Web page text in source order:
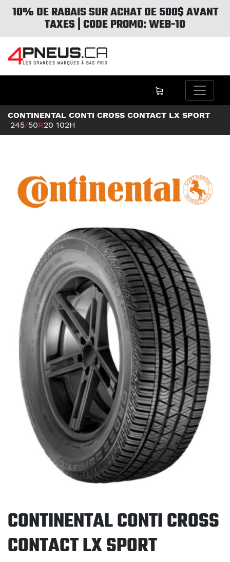
10% DE RABAIS SUR ACHAT DE 500$ AVANT
TAXES | CODE PROMO: WEB-10
CONTINENTAL CONTI CROSS CONTACT LX SPORT
245/50R20 102H
CONTINENTAL CONTI CROSS
CONTACT LX SPORT